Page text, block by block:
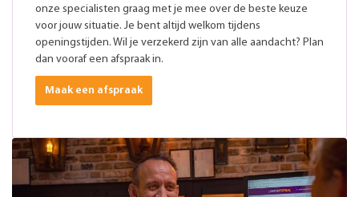
onze specialisten graag met je mee over de beste keuze
voor jouw situatie. Je bent altijd welkom tijdens
openingstijden. Wil je verzekerd zijn van alle aandacht? Plan
dan vooraf een afspraak in.
Maak een afspraak